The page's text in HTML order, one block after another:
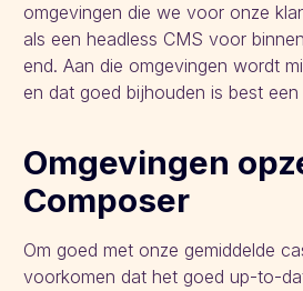
omgevingen die we voor onze
als een headless CMS voor
end. Aan die omgevingen wordt
en dat goed bijhouden is best een
Omgevingen
Composer
Om goed met onze gemiddelde
voorkomen dat het goed up-to-